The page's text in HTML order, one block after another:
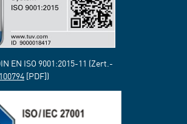
EN ISO 9001:2015-11 (Zert.-
[PDF])